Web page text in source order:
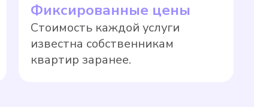
Фиксированные цены
Стоимость каждой услуги
известна собственникам
квартир заранее.